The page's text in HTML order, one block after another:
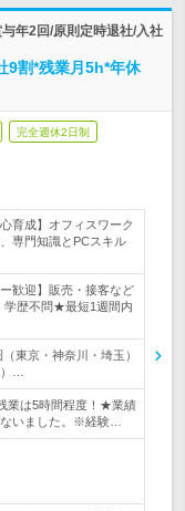
年2回/原則定時退社/入社
9割*残業月5h*年休
完全週休2日制
育成】オフィスワーク
専門知識とPCスキル
歓迎】販売・接客など
学歴不問★最短1週間内
東京・神奈川・埼玉）
…
業は5時間程度！★業績
いました。※経験…